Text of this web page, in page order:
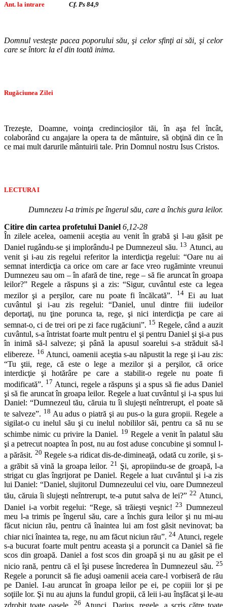
Ant. la intrare Cf. Ps 84,9
Domnul vesteşte pacea poporului său, şi celor sfinţi ai săi, şi celor
care se întorc la el din toată inima.
Rugăciunea Zilei
Trezeşte, Doamne, voinţa credincioşilor tăi, în aşa fel încât,
colaborând cu angajare la opera ta de mântuire, să obţină din ce în
ce mai mult darurile mântuirii tale. Prin Domnul nostru Isus Cristos.
LECTURA I
Dumnezeu l-a trimis pe îngerul său, care a închis gura leilor.
Citire din cartea profetului Daniel 6,12-28
În zilele acelea, oamenii aceştia au venit în grabă şi l-au găsit pe
Daniel rugându-se şi implorându-l pe Dumnezeul său. 13 Atunci, au
venit şi i-au zis regelui referitor la interdicţia regelui: “Oare nu ai
semnat interdicţia ca orice om care ar face vreo rugăminte vreunui
Dumnezeu sau om – în afară de tine, rege – să fie aruncat în groapa
leilor?” Regele a răspuns şi a zis: “Sigur, cuvântul este ca legea
mezilor şi a perşilor, care nu poate fi încălcată”.
14Ei au luat
cuvântul şi i-au zis regelui: “Daniel, unul dintre fiii iudeilor
deportaţi, nu ţine porunca ta, rege, şi nici interdicţia pe care ai
semnat-o, ci de trei ori pe zi face rugăciuni”. 15 Regele, când a auzit
cuvântul, s-a întristat foarte mult pentru el şi pentru Daniel şi şi-a pus
în inimă să-l salveze; şi până la apusul soarelui s-a străduit să-l
elibereze. 16 Atunci, oamenii aceştia s-au năpustit la rege şi i-au zis:
“Tu ştii, rege, că este o lege a mezilor şi a perşilor, că orice
interdicţie şi hotărâre pe care a stabilit-o regele nu poate fi
modificată”. 17 Atunci, regele a răspuns şi a spus să fie adus Daniel
şi să fie aruncat în groapa leilor. Regele a luat cuvântul şi i-a spus lui
Daniel: “Dumnezeul tău, căruia tu îi slujeşti neîntrerupt, el poate să
te salveze”. 18 Au adus o piatră şi au pus-o la gura gropii. Regele a
sigilat-o cu inelul său şi cu inelul nobililor săi, pentru ca să nu se
schimbe nimic cu privire la Daniel. 19 Regele a venit în palatul său
şi a petrecut noaptea în post, nu au fost aduse concubine şi somnul l-
a părăsit. 20 Regele s-a ridicat dis-de-dimineaţă, odată cu zorile, şi s-
a grăbit să vină la groapa leilor. 21 Şi, apropiindu-se de groapă, l-a
strigat cu glas îngrijorat pe Daniel. Regele a luat cuvântul şi i-a zis
lui Daniel: “Daniel, slujitorul Dumnezeului cel viu, oare Dumnezeul
tău, căruia îi slujeşti neîntrerupt, te-a putut salva de lei?” 22 Atunci,
Daniel i-a vorbit regelui: “Rege, să trăieşti veşnic!23 Dumnezeul
meu l-a trimis pe îngerul său, care a închis gura leilor şi nu mi-au
făcut niciun rău, pentru că înaintea lui am fost găsit nevinovat; ba
chiar nici înaintea ta, rege, nu am făcut niciun rău”. 24 Atunci, regele
s-a bucurat foarte mult pentru aceasta şi a poruncit ca Daniel să fie
scos din groapă. Daniel a fost scos din groapă şi nu au găsit pe el
nicio rană, pentru că el îşi pusese încrederea în Dumnezeul său. 25
Regele a poruncit să fie aduşi oamenii aceia care-l vorbiseră de rău
pe Daniel. I-au aruncat în groapa leilor pe ei, pe copiii lor şi pe
soţiile lor. Şi nu au ajuns la fundul gropii, că leii i-au înşfăcat şi le-au
zdrobit toate oasele.26 Atunci, Darius, regele, a scris către toate